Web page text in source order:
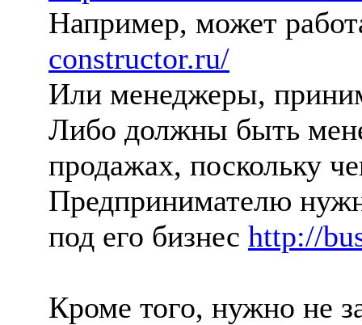
Например, может
constructor.ru/
Или менеджеры,
Либо должны быть
продажах, поскольку
Предпринимателю
под его бизнес http://
Кроме того, нужно не